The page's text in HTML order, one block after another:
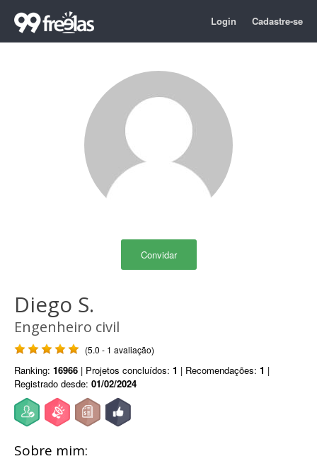
Login Cadastre-se
Convidar
Diego S.
Engenheiro civil
(5.0 - 1 avaliação)
Ranking: 16966 | Projetos concluídos: 1 | Recomendações: 1 |
Registrado desde: 01/02/2024
Sobre mim: